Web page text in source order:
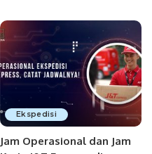
Ekspedisi
Jam Operasional dan Jam